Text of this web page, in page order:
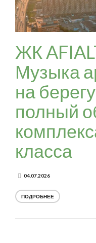
ЖК
Музыка
на
полный
класса
04.07.2026
ПОДРОБНЕЕ